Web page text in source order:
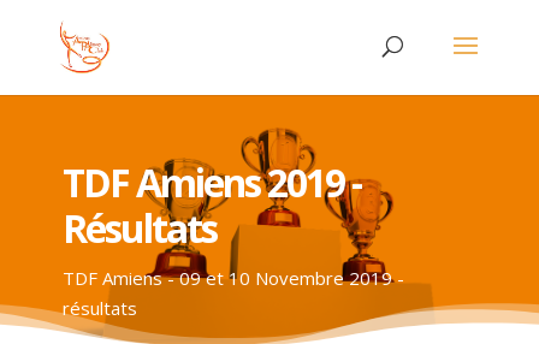
TDF Amiens 2019 -
Résultats
TDF Amiens - 09 et 10 Novembre 2019 -
résultats